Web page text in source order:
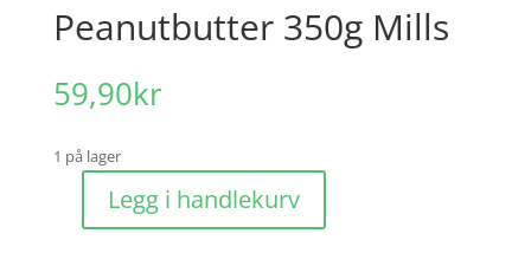
Peanutbutter 350g Mills
59,90kr
1 på lager
PeanutbutterLegg i handlekurv